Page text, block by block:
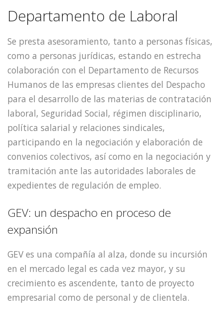
Departamento de Laboral
Se presta asesoramiento, tanto a personas físicas,
como a personas jurídicas, estando en estrecha
colaboración con el Departamento de Recursos
Humanos de las empresas clientes del Despacho
para el desarrollo de las materias de contratación
laboral, Seguridad Social, régimen disciplinario,
política salarial y relaciones sindicales,
participando en la negociación y elaboración de
convenios colectivos, así como en la negociación y
tramitación ante las autoridades laborales de
expedientes de regulación de empleo.
GEV: un despacho en proceso de
expansión
GEV es una compañía al alza, donde su incursión
en el mercado legal es cada vez mayor, y su
crecimiento es ascendente, tanto de proyecto
empresarial como de personal y de clientela.